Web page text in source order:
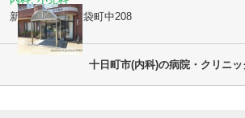
新潟県十日町市袋町中208
十日町市(内科)の病院・クリニッ